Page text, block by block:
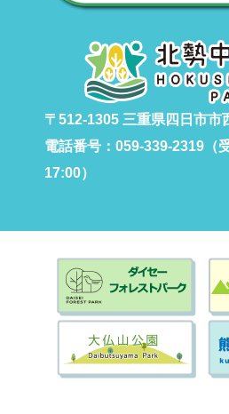
〒512-1305 三重県四日市市
電話番号：059-339-2319（
17:00）